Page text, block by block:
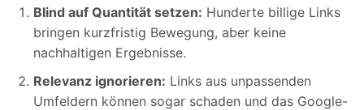
Blind auf Quantität setzen: Hunderte billige Links
bringen kurzfristig Bewegung, aber keine
nachhaltigen Ergebnisse.
Relevanz ignorieren: Links aus unpassenden
Umfeldern können sogar schaden und das Google-